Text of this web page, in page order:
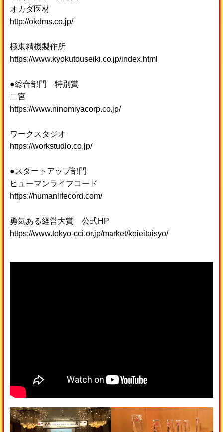
オカダ医材
http://okdms.co.jp/
極東精機製作所
https://www.kyokutouseiki.co.jp/index.html
●総合部門 特別賞
二宮
https://www.ninomiyacorp.co.jp/
ワークスタジオ
https://workstudio.co.jp/
●スタートアップ部門
ヒューマンライフコード
https://humanlifecord.com/
勇気ある経営大賞 公式HP
https://www.tokyo-cci.or.jp/market/keieitaisyo/